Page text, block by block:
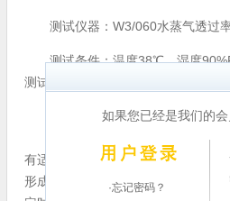
测试仪器：W3/060水蒸气透过率
测试条件：温度38℃，湿度
测试方法。笔者认为，由于导致湿
测试方法：选取试样平整的部分
有适量的蒸馏水，此时透湿杯内为
形成了相对湿度差为90%的湿度环
如果您已经是我们的会
·忘记密码？